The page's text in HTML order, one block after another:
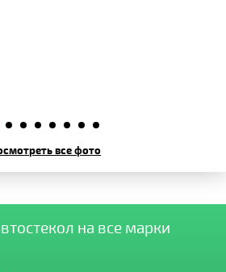
все фото
на все марки